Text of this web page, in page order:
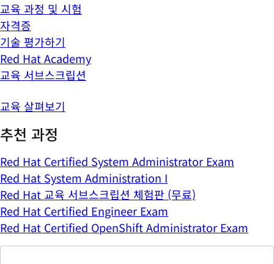
교육 과정 및 시험
자격증
기술 평가하기
Red Hat Academy
교육 서브스크립션
교육 살펴보기
추천 과정
Red Hat Certified System Administrator Exam
Red Hat System Administration I
Red Hat 교육 서브스크립션 체험판 (무료)
Red Hat Certified Engineer Exam
Red Hat Certified OpenShift Administrator Exam